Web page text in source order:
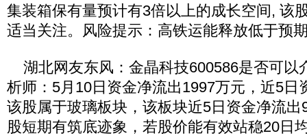
集装箱保有量预计有3倍以上的成长空间, 该
适当关注。风险提示：高铁运能释放低于预
湖北网友东风：金晶科技600586是否可以
析师：5月10日资金净流出1997万元，近5日
该股属于玻璃板块，该板块近5日资金净流
股短期有筑底迹象，若股价能有效站稳20日